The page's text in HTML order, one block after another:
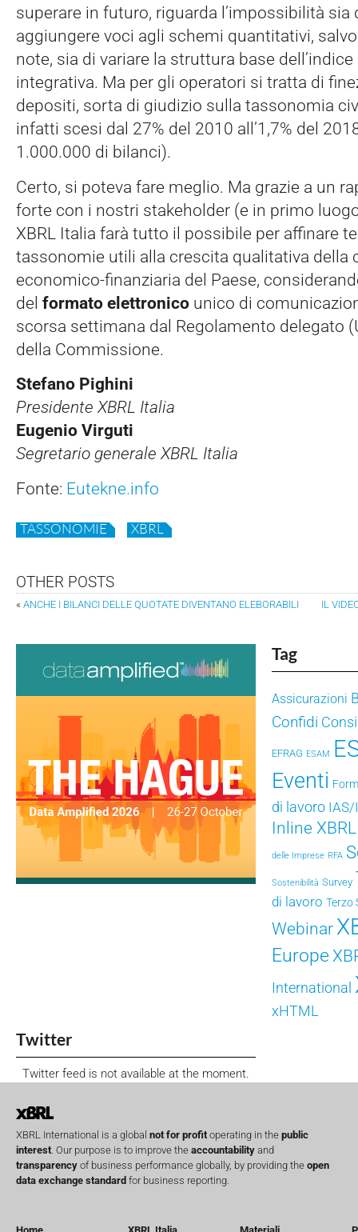
superare in futuro, riguarda l’impossibilità sia
aggiungere voci agli schemi quantitativi,
note, sia di variare la struttura base
integrativa. Ma per gli operatori si tratta di
depositi, sorta di giudizio sulla tassonomia
infatti scesi dal 27% del 2010 all’1,7% del
1.000.000 di bilanci).
Certo, si poteva fare meglio. Ma grazie a un
forte con i nostri stakeholder (e in primo
XBRL Italia farà tutto il possibile per affinare
tassonomie utili alla crescita qualitativa della
economico-finanziaria del Paese,
del formato elettronico unico di
scorsa settimana dal Regolamento delegato
della Commissione.
Stefano Pighini
Presidente XBRL Italia
Eugenio Virguti
Segretario generale XBRL Italia
Fonte: Eutekne.info
TASSONOMIE XBRL
OTHER POSTS
« ANCHE I BILANCI DELLE QUOTATE DIVENTANO ELEBORABILI IL
Tag
Assicurazioni
Confidi
EFRAG ESAM
Eventi
di lavoro IAS/
Inline XBRL
delle Imprese RFA
Sostenibilità Survey
di lavoro Terzo
Webinar
Europe
International
xHTML
Twitter
Twitter feed is not available at the moment.
XBRL International is a global not for profit operating in the public
interest . Our purpose is to improve the accountability and
transparency of business performance globally, by providing the open
data exchange standard for business reporting.